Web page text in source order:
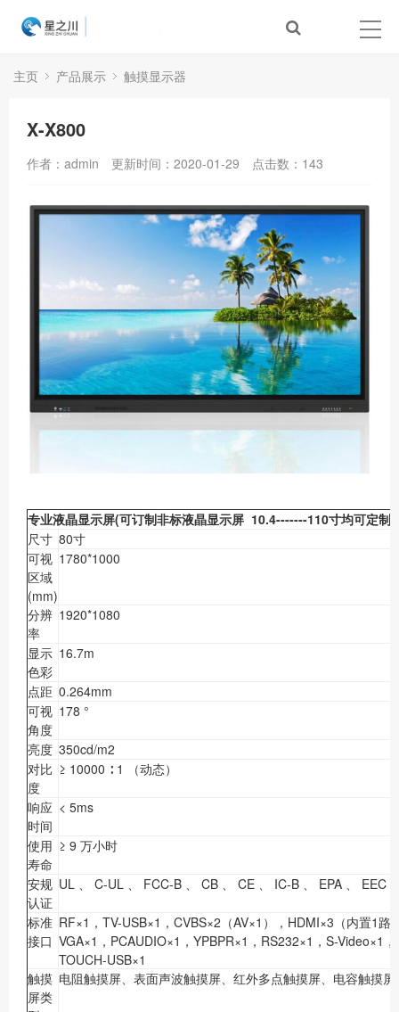
主页 产品展示 触摸显示器
X-X800
作者：admin 更新时间：2020-01-29 点击数： 143
专业液晶显示屏(可订制非标液晶显示屏 10.4-------110寸均可定制)
尺寸 80寸
可视
区域
(mm)
1780*1000
分辨
率
1920*1080
显示
色彩
16.7m
点距 0.264mm
可视
角度
178 °
亮度 350cd/m2
对比
度
≥ 10000 ∶ 1 （动态）
响应
时间
< 5ms
使用
寿命
≥ 9 万小时
安规
认证
UL 、 C-UL 、 FCC-B 、 CB 、 CE 、 IC-B 、 EPA 、 EEC
标准
接口
RF×1，TV-USB×1，CVBS×2（AV×1），HDMI×3（内置1路)
VGA×1，PCAUDIO×1，YPBPR×1，RS232×1，S-Video×1，
TOUCH-USB×1
触摸
屏类
电阻触摸屏、表面声波触摸屏、红外多点触摸屏、电容触摸屏